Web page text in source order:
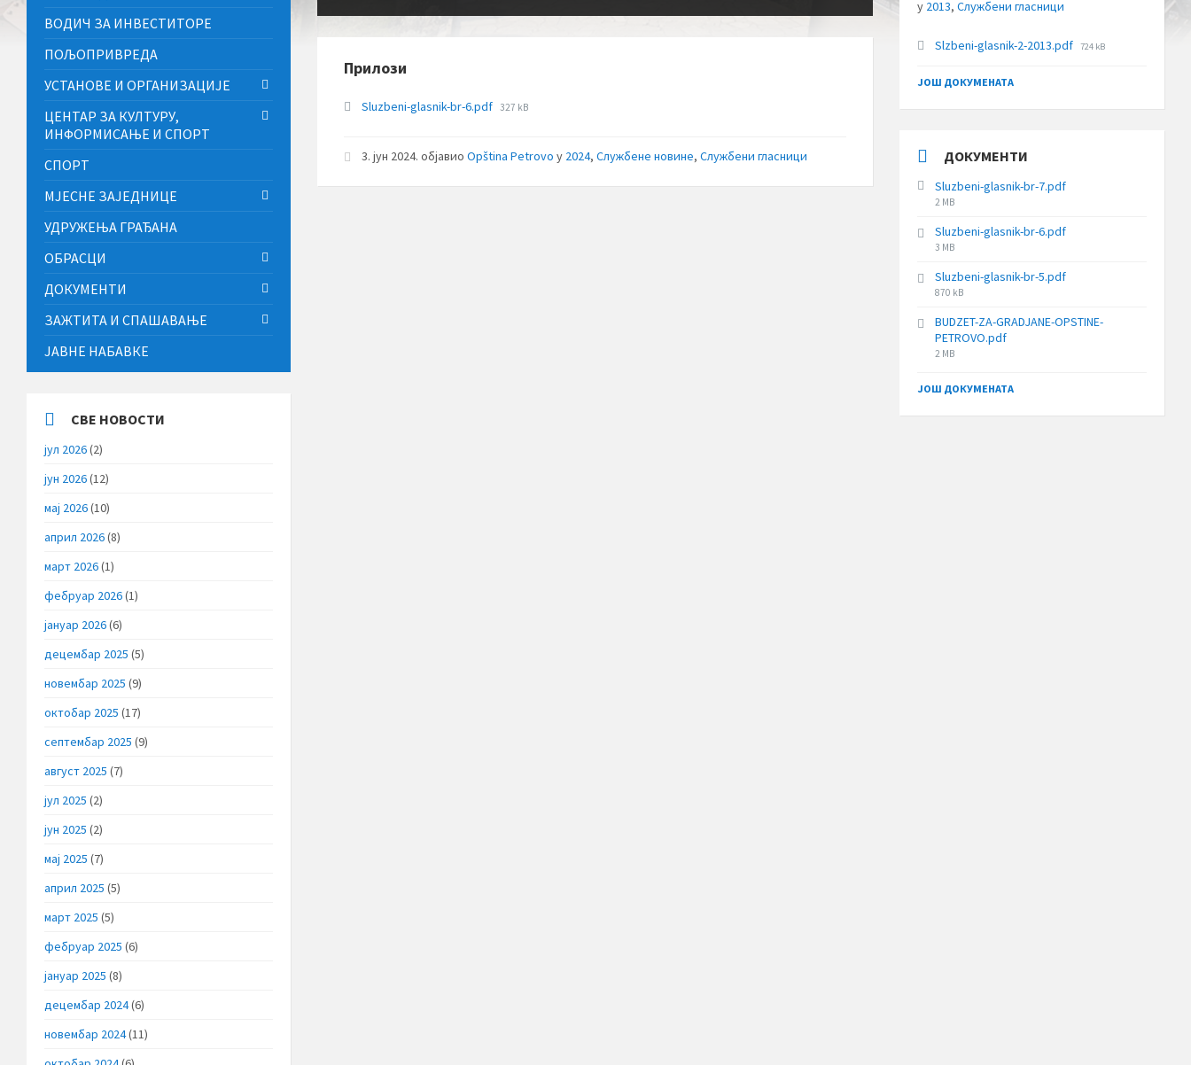
Прилози
Sluzbeni-glasnik-br-6.pdf File
327 kB
3. јун 2024.објавиоOpština Petrovo у 2024,Службене новине,Службени гласници
ВОДИЧ ЗА ИНВЕСТИТОРЕ
ПОЉОПРИВРЕДА
УСТАНОВЕ И ОРГАНИЗАЦИЈЕ
ЦЕНТАР ЗА КУЛТУРУ,
ИНФОРМИСАЊЕ И СПОРТ
СПОРТ
МЈЕСНЕ ЗАЈЕДНИЦЕ
УДРУЖЕЊА ГРАЂАНА
ОБРАСЦИ
ДОКУМЕНТИ
ЗАЖТИТА И СПАШАВАЊЕ
ЈАВНЕ НАБАВКЕ
СВЕ НОВОСТИ
јул 2026(2)
јун 2026(12)
мај 2026(10)
април 2026(8)
март 2026(1)
фебруар 2026(1)
јануар 2026(6)
децембар 2025 (5)
новембар 2025 (9)
октобар 2025 (17)
септембар 2025 (9)
август 2025 (7)
јул 2025 (2)
јун 2025 (2)
мај 2025 (7)
април 2025 (5)
март 2025 (5)
фебруар 2025 (6)
јануар 2025 (8)
децембар 2024(6)
новембар 2024(11)
у 2013,Службени гласници
Slzbeni-glasnik-2-2013.pdf File
724 kB
ЈОШ ДОКУМЕНАТА
ДОКУМЕНТИ
Sluzbeni-glasnik-br-7.pdf
File
2 MB
Sluzbeni-glasnik-br-6.pdf
File
3 MB
Sluzbeni-glasnik-br-5.pdf
File
870 kB
BUDZET-ZA-GRADJANE-OPSTINE-
PETROVO.pdf
File
2 MB
ЈОШ ДОКУМЕНАТА